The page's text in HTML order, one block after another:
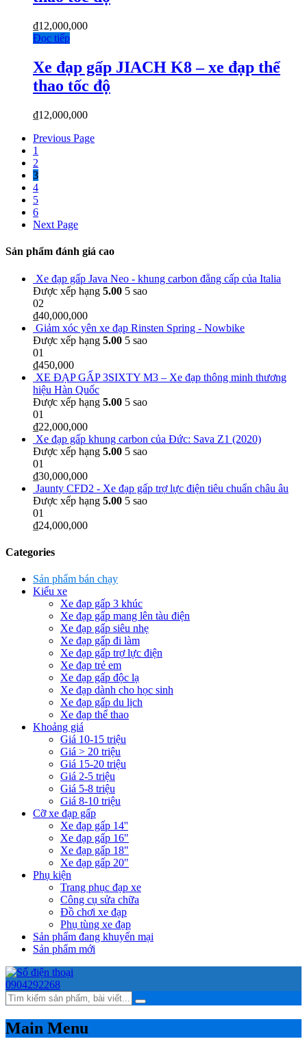
₫12,000,000
Đọc tiếp
Xe đạp gấp JIACH K8 – xe đạp thể
thao tốc độ
₫12,000,000
Previous Page
1
2
3
4
5
6
Next Page
Sản phẩm đánh giá cao
Xe đạp gấp Java Neo - khung carbon đẳng cấp của Italia
Được xếp hạng 5.00 5 sao
02
₫40,000,000
Giảm xóc yên xe đạp Rinsten Spring - Nowbike
Được xếp hạng 5.00 5 sao
01
₫450,000
XE ĐẠP GẤP 3SIXTY M3 – Xe đạp thông minh thương
hiệu Hàn Quốc
Được xếp hạng 5.00 5 sao
01
₫22,000,000
Xe đạp gấp khung carbon của Đức: Sava Z1 (2020)
Được xếp hạng 5.00 5 sao
01
₫30,000,000
Jaunty CFD2 - Xe đạp gấp trợ lực điện tiêu chuẩn châu âu
Được xếp hạng 5.00 5 sao
01
₫24,000,000
Categories
Sản phẩm bán chạy
Kiểu xe
Xe đạp gấp 3 khúc
Xe đạp gấp mang lên tàu điện
Xe đạp gấp siêu nhẹ
Xe đạp gấp đi làm
Xe đạp gấp trợ lực điện
Xe đạp trẻ em
Xe đạp gấp độc lạ
Xe đạp dành cho học sinh
Xe đạp gấp du lịch
Xe đạp thể thao
Khoảng giá
Giá 10-15 triệu
Giá > 20 triệu
Giá 15-20 triệu
Giá 2-5 triệu
Giá 5-8 triệu
Giá 8-10 triệu
Cỡ xe đạp gấp
Xe đạp gấp 14''
Xe đạp gấp 16"
Xe đạp gấp 18"
Xe đạp gấp 20"
Phụ kiện
Trang phục đạp xe
Công cụ sửa chữa
Đồ chơi xe đạp
Phụ tùng xe đạp
Sản phẩm đang khuyến mại
Sản phẩm mới
0904292268
Main Menu